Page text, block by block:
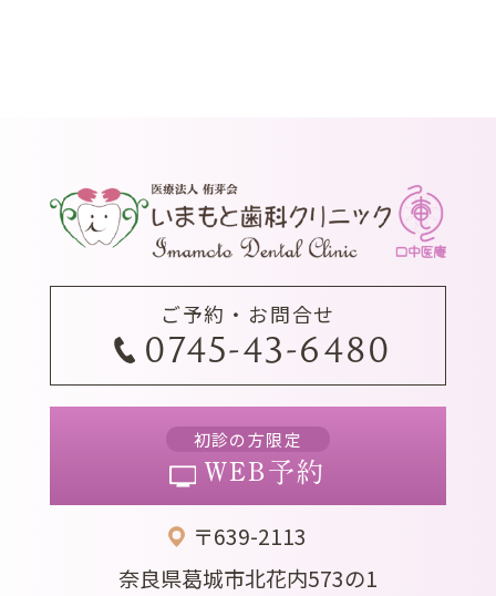
ご予約・お問合せ
0745-43-6480
初診の方限定
WEB予約
〒639-2113
奈良県葛城市北花内573の1